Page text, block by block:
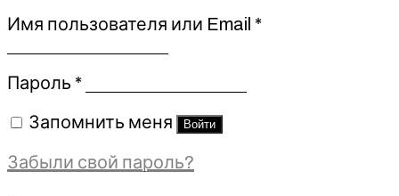
Имя пользователя или Email *Обязательно
Пароль *Обязательно
Запомнить меня Войти
Забыли свой пароль?